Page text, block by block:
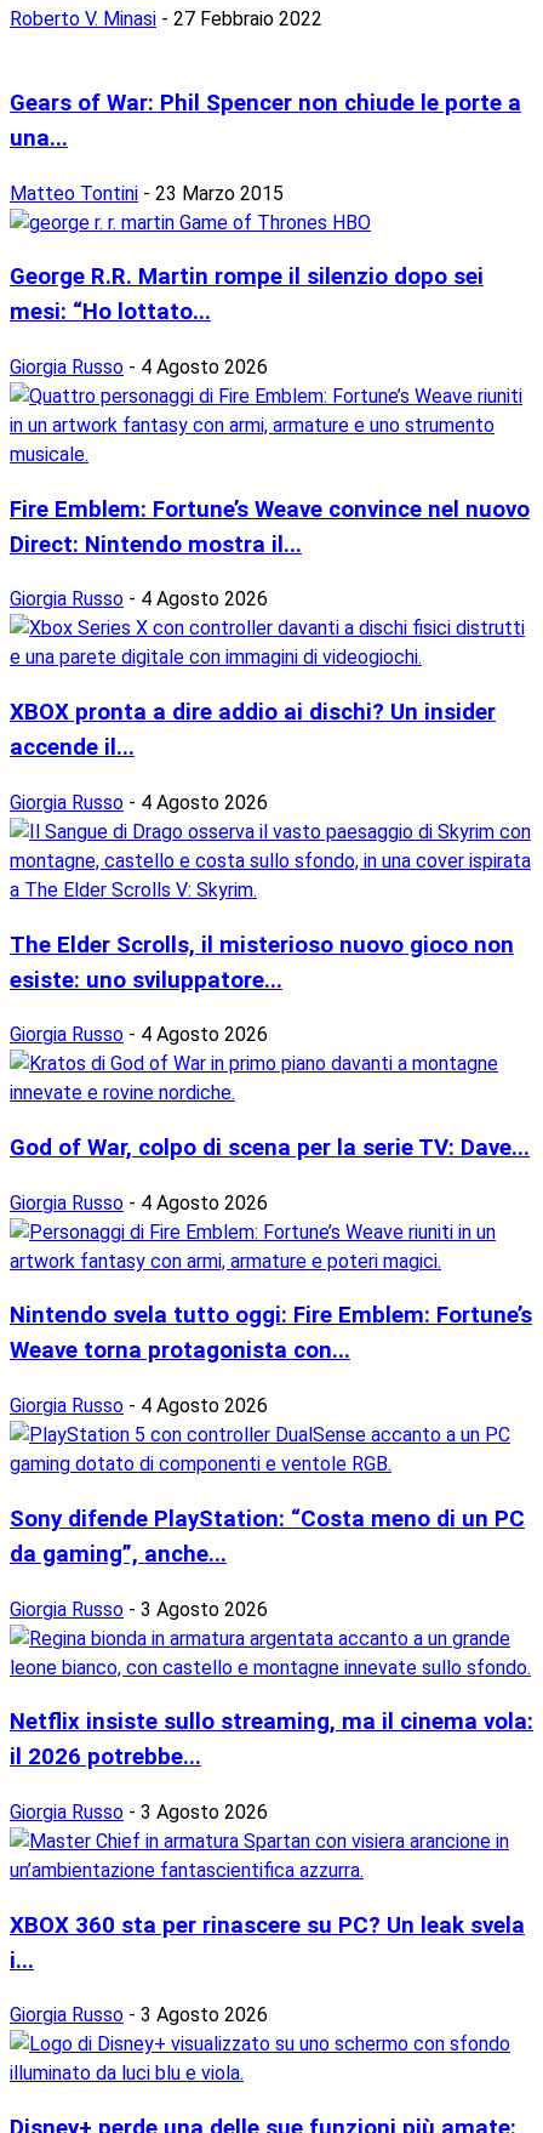
Roberto V. Minasi - 27 Febbraio 2022
Gears of War: Phil Spencer non chiude le porte a
una...
Matteo Tontini - 23 Marzo 2015
George R.R. Martin rompe il silenzio dopo sei
mesi: “Ho lottato...
Giorgia Russo - 4 Agosto 2026
Fire Emblem: Fortune’s Weave convince nel nuovo
Direct: Nintendo mostra il...
Giorgia Russo - 4 Agosto 2026
XBOX pronta a dire addio ai dischi? Un insider
accende il...
Giorgia Russo - 4 Agosto 2026
The Elder Scrolls, il misterioso nuovo gioco non
esiste: uno sviluppatore...
Giorgia Russo - 4 Agosto 2026
God of War, colpo di scena per la serie TV: Dave...
Giorgia Russo - 4 Agosto 2026
Nintendo svela tutto oggi: Fire Emblem: Fortune’s
Weave torna protagonista con...
Giorgia Russo - 4 Agosto 2026
Sony difende PlayStation: “Costa meno di un PC
da gaming”, anche...
Giorgia Russo - 3 Agosto 2026
Netflix insiste sullo streaming, ma il cinema vola:
il 2026 potrebbe...
Giorgia Russo - 3 Agosto 2026
XBOX 360 sta per rinascere su PC? Un leak svela
i...
Giorgia Russo - 3 Agosto 2026